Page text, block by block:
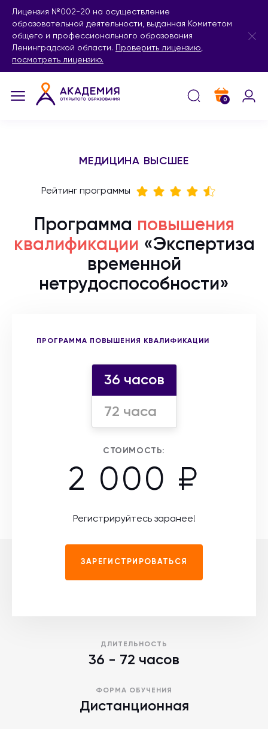
Лицензия №002-20 на осуществление
образовательной деятельности, выданная Комитетом
общего и профессионального образования
Ленинградской области.
Проверить лицензию,
посмотреть лицензию.
0
МЕДИЦИНА ВЫСШЕЕ
Рейтинг программы
Программа повышения
квалификации «Экспертиза
временной
нетрудоспособности»
ПРОГРАММА ПОВЫШЕНИЯ КВАЛИФИКАЦИИ
Выберите форму участия
36 часов
72 часа
СТОИМОСТЬ:
2 000 ₽
Регистрируйтесь заранее!
ЗАРЕГИСТРИРОВАТЬСЯ
ДЛИТЕЛЬНОСТЬ
36 - 72 часов
ФОРМА ОБУЧЕНИЯ
Дистанционная